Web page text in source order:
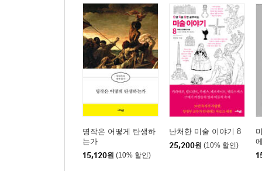
명작은 어떻게 탄생하
는가
15,120원 (10% 할인)
난처한 미술 이야기 8
25,200원 (10% 할인)